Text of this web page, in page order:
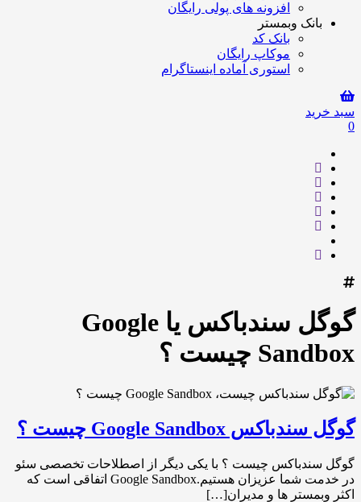
افزونه های پولی رایگان
بانک وبمستر
بانک کد
موکاپ رایگان
استوری آماده اینستاگرام
سبد خرید
0
گوگل سندباکس یا Google
Sandbox چیست ؟
گوگل سندباکس Google Sandbox چیست ؟
گوگل سندباکس چیست ؟ با یکی دیگر از اصطلاحات تخصصی سئو
در خدمت شما عزیزان هستیم.Google Sandbox اتفاقی است که
اکثر وبمستر ها و مدیران[…]